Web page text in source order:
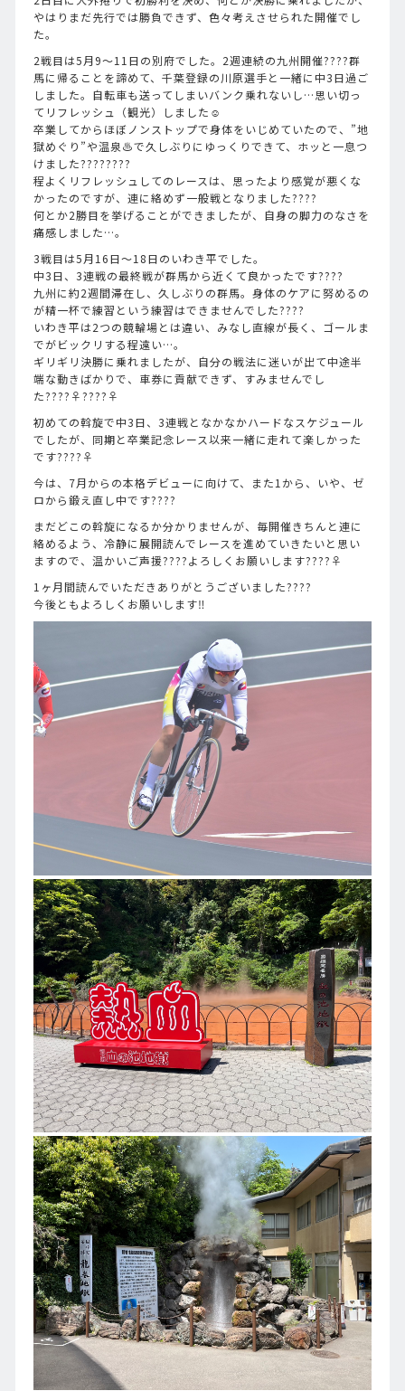
やはりまだ先行では勝負できず、色々考えさせられた開催でし
た。
2戦目は5月9〜11日の別府でした。2週連続の九州開催????群
馬に帰ることを諦めて、千葉登録の川原選手と一緒に中3日過ご
しました。自転車も送ってしまいバンク乗れないし…思い切っ
てリフレッシュ（観光）しました☺️
卒業してからほぼノンストップで身体をいじめていたので、”地
獄めぐり”や温泉♨️で久しぶりにゆっくりできて、ホッと一息つ
けました????‍????
程よくリフレッシュしてのレースは、思ったより感覚が悪くな
かったのですが、連に絡めず一般戦となりました????
何とか2勝目を挙げることができましたが、自身の脚力のなさを
痛感しました…。
3戦目は5月16日〜18日のいわき平でした。
中3日、3連戦の最終戦が群馬から近くて良かったです????
九州に約2週間滞在し、久しぶりの群馬。身体のケアに努めるの
が精一杯で練習という練習はできませんでした????
いわき平は2つの競輪場とは違い、みなし直線が長く、ゴールま
でがビックリする程遠い…。
ギリギリ決勝に乗れましたが、自分の戦法に迷いが出て中途半
端な動きばかりで、車券に貢献できず、すみませんでし
た????‍♀️????‍♀️
初めての斡旋で中3日、3連戦となかなかハードなスケジュール
でしたが、同期と卒業記念レース以来一緒に走れて楽しかった
です????‍♀️
今は、7月からの本格デビューに向けて、また1から、いや、ゼ
ロから鍛え直し中です????
まだどこの斡旋になるか分かりませんが、毎開催きちんと連に
絡めるよう、冷静に展開読んでレースを進めていきたいと思い
ますので、温かいご声援????よろしくお願いします????‍♀️
1ヶ月間読んでいただきありがとうございました????
今後ともよろしくお願いします‼️